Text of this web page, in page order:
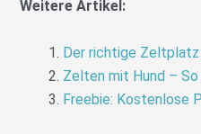
Weitere Artikel:
Der richtige
Zelten mit Hund –
Freebie: Kostenlose